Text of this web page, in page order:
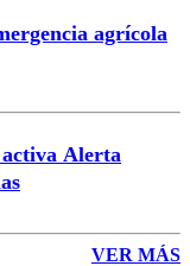
agrícola
Alerta
VER MÁS